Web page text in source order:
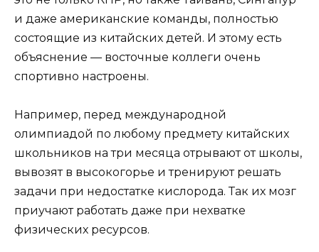
и даже американские команды, полностью
состоящие из китайских детей. И этому есть
объяснение — восточные коллеги очень
спортивно настроены.
Например, перед международной
олимпиадой по любому предмету китайских
школьников на три месяца отрывают от школы,
вывозят в высокогорье и тренируют решать
задачи при недостатке кислорода. Так их мозг
приучают работать даже при нехватке
физических ресурсов.